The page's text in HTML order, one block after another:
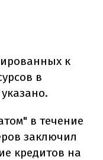
к
в
в течение
заключил
кредитов на